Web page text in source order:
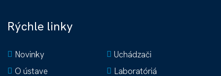
Rýchle linky
Novinky
Uchádzači
O ústave
Laboratóriá